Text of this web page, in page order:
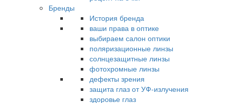
Бренды
История бренда
ваши права в оптике
выбираем салон оптики
поляризационные линзы
солнцезащитные линзы
фотохромные линзы
дефекты зрения
защита глаз от УФ-излучения
здоровье глаз